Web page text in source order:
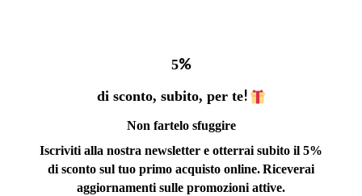
5%
di sconto, subito, per te!
Non fartelo sfuggire
Iscriviti alla nostra newsletter e otterrai subito il 5%
di sconto sul tuo primo acquisto online.Riceverai
aggiornamenti sulle promozioni attive.